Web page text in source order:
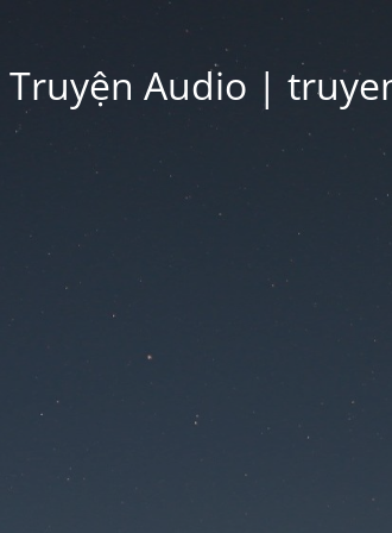
Audio |